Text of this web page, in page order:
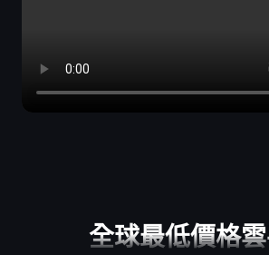
全球最低價格